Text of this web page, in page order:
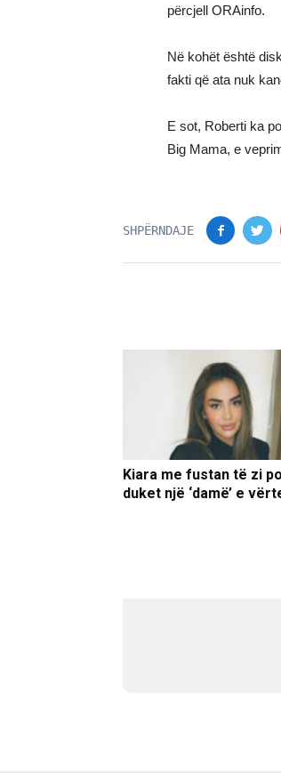
përcjell ORAinfo.
Në kohët është
fakti që ata nuk
E sot, Roberti ka
Big Mama, e
SHPËRNDAJE
Kiara me fustan të zi po
duket një ‘damë’ e